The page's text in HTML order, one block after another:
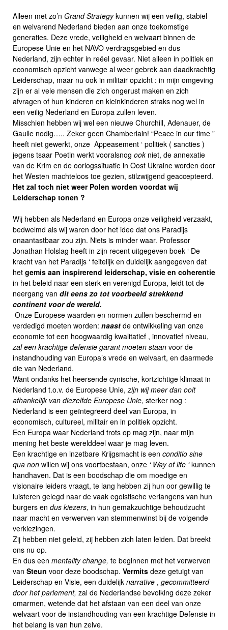
Alleen met zo’n Grand Strategykunnen wij een veilig, stabiel
en welvarend Nederland bieden aan onze toekomstige
generaties. Deze vrede, veiligheid en welvaart binnen de
Europese Unie en het NAVO verdragsgebied en dus
Nederland, zijn echter in reëel gevaar. Niet alleen in politiek en
economisch opzicht vanwege al weer gebrek aan daadkrachtig
Leiderschap, maar nu ook in militair opzicht : in mijn omgeving
zijn er al vele mensen die zich ongerust maken en zich
afvragen of hun kinderen en kleinkinderen straks nog wel in
een veilig Nederland en Europa zullen leven.
Misschien hebben wij wel een nieuwe Churchill, Adenauer, de
Gaulle nodig….. Zeker geen Chamberlain! “Peace in our time ”
heeft niet gewerkt, onze Appeasement ‘ politiek ( sancties )
jegens tsaar Poetin werkt vooralsnog ook niet, de annexatie
van de Krim en de oorlogssituatie in Oost Ukraine worden door
het Westen machteloos toe gezien, stilzwijgend geaccepteerd.
Het zal toch niet weer Polen worden voordat wij
Leiderschap tonen ?
Wij hebben als Nederland en Europa onze veiligheid verzaakt,
bedwelmd als wij waren door het idee dat ons Paradijs
onaantastbaar zou zijn. Niets is minder waar. Professor
Jonathan Holslag heeft in zijn recent uitgegeven boek ‘ De
kracht van het Paradijs ‘ feitelijk en duidelijk aangegeven dat
het gemis aan inspirerend leiderschap, visie en coherentie
in het beleid naar een sterk en verenigd Europa, leidt tot de
neergang van dit eens zo tot voorbeeld strekkend
continent voor de wereld.
Onze Europese waarden en normen zullen beschermd en
verdedigd moeten worden: naast de ontwikkeling van onze
economie tot een hoogwaardig kwalitatief , innovatief niveau,
zal een krachtige defensie garant moeten staan voor de
instandhouding van Europa’s vrede en welvaart, en daarmede
die van Nederland.
Want ondanks het heersende cynische, kortzichtige klimaat in
Nederland t.o.v. de Europese Unie,zijn wij meer dan ooit
afhankelijk van diezelfde Europese Unie, sterker nog :
Nederland is een geïntegreerd deel van Europa, in
economisch, cultureel, militair en in politiek opzicht.
Een Europa waar Nederland trots op mag zijn, naar mijn
mening het beste werelddeel waar je mag leven.
Een krachtige en inzetbare Krijgsmacht is een conditio sine
qua non willen wij ons voortbestaan, onze ‘ Way of life ‘kunnen
handhaven. Dat is een boodschap die om moedige en
visionaire leiders vraagt, te lang hebben zij hun oor gewillig te
luisteren gelegd naar de vaak egoistische verlangens van hun
burgers en dus kiezers, in hun gemakzuchtige behoudzucht
naar macht en verwerven van stemmenwinst bij de volgende
verkiezingen.
Zij hebben niet geleid, zij hebben zich laten leiden. Dat breekt
ons nu op.
En dus een mentality change, te beginnen met het verwerven
van Steun voor deze boodschap. Vermits deze getuigt van
Leiderschap en Visie, een duidelijk narrative , gecommitteerd
door het parlement, zal de Nederlandse bevolking deze zeker
omarmen, wetende dat het afstaan van een deel van onze
welvaart voor de instandhouding van een krachtige Defensie in
het belang is van hun zelve.